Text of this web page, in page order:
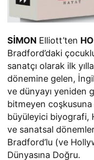
SİMON Elliott’ten
Bradford’daki
sanatçı olarak ilk
dönemine gelen,
ve dünyayı yeniden
bitmeyen
büyüleyici biyografi,
ve sanatsal
Bradford’lu (ve
Dünyasına Doğru.